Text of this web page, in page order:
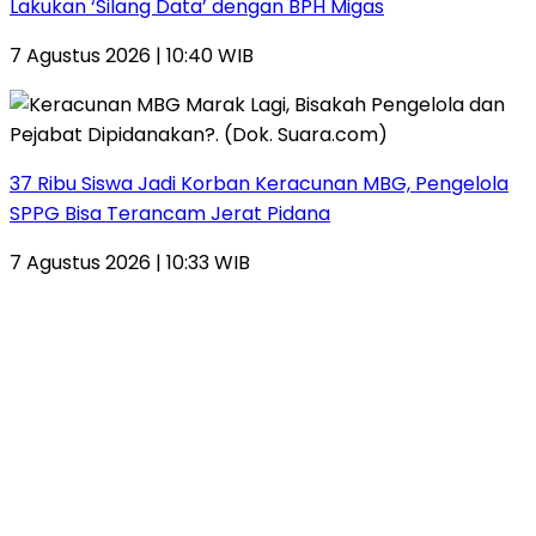
Lakukan ‘Silang Data’ dengan BPH Migas
7 Agustus 2026 | 10:40 WIB
37 Ribu Siswa Jadi Korban Keracunan MBG, Pengelola
SPPG Bisa Terancam Jerat Pidana
7 Agustus 2026 | 10:33 WIB